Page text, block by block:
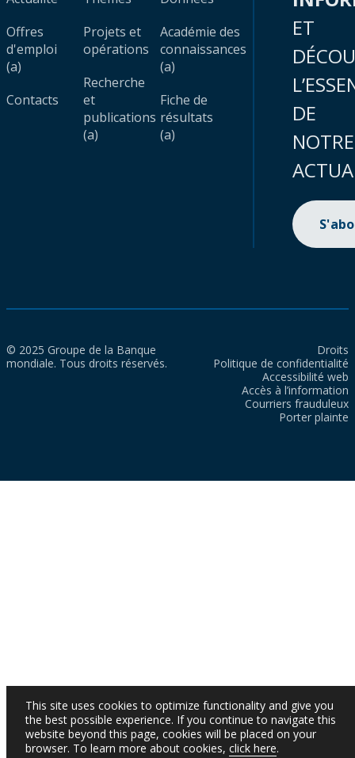
Offres
d'emploi
(a)
Contacts
Projets et
opérations
Recherche
et
publications
(a)
Académie des
connaissances
(a)
Fiche de
résultats
(a)
ET
DE
NOTRE
© 2025 Groupe de la Banque
mondiale. Tous droits réservés.
Droits
Politique de confidentialité
Accessibilité web
Accès à l’information
Courriers frauduleux
Porter plainte
This site uses cookies to optimize functionality and give you
the best possible experience. If you continue to navigate this
website beyond this page, cookies will be placed on your
browser. To learn more about cookies, click here.